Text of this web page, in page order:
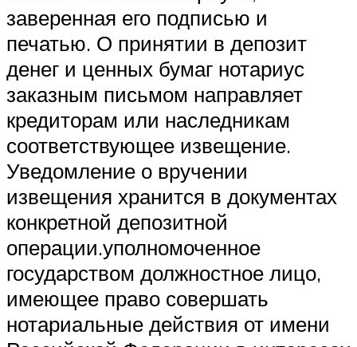
заверенная его подписью и
печатью. О принятии в депозит
денег и ценных бумаг нотариус
заказным письмом направляет
кредиторам или наследникам
соответствующее извещение.
Уведомление о вручении
извещения хранится в документах
конкретной депозитной
операции.уполномоченное
государством должностное лицо,
имеющее право совершать
нотариальные действия от имени